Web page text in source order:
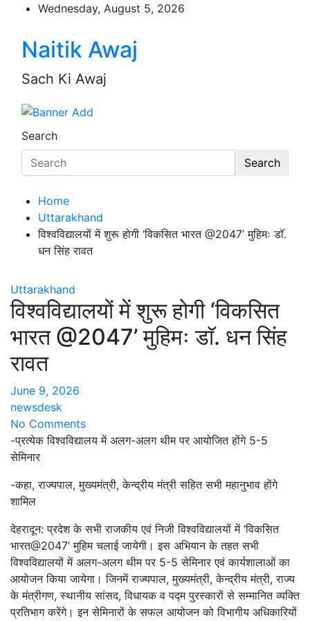
content
Wednesday, August 5, 2026
Naitik Awaj
Sach Ki Awaj
Search
Search
Home
Uttarakhand
विश्वविद्यालयों में शुरू होगी ‘विकसित भारत @2047’ मुहिमः डाॅ.
धन सिंह रावत
Uttarakhand
विश्वविद्यालयों में शुरू होगी ‘विकसित
भारत @2047’ मुहिमः डाॅ. धन सिंह
रावत
June 9, 2026
newsdesk
No Comments
-प्रत्येक विश्वविद्यालय में अलग-अलग थीम पर आयोजित होंगे 5-5
सेमिनार
-कहा, राज्यपाल, मुख्यमंत्री, केन्द्रीय मंत्री सहित सभी महानुभाव होंगे
शामिल
देहरादून: प्रदेश के सभी राजकीय एवं निजी विश्वविद्यालयों में ‘विकसित
भारत@2047’ मुहिम चलाई जायेगी। इस अभियान के तहत सभी
विश्वविद्यालयों में अलग-अलग थीम पर 5-5 सेमिनार एवं कार्यशालाओं का
आयोजन किया जायेगा। जिनमें राज्यपाल, मुख्यमंत्री, केन्द्रीय मंत्री, राज्य
के मंत्रीगण, स्थानीय सांसद, विधायक व पद्म पुरस्कारों से सम्मानित व्यक्ति
प्रतिभाग करेंगे। इन सेमिनारों के सफल आयोजन को विभागीय अधिकारियों